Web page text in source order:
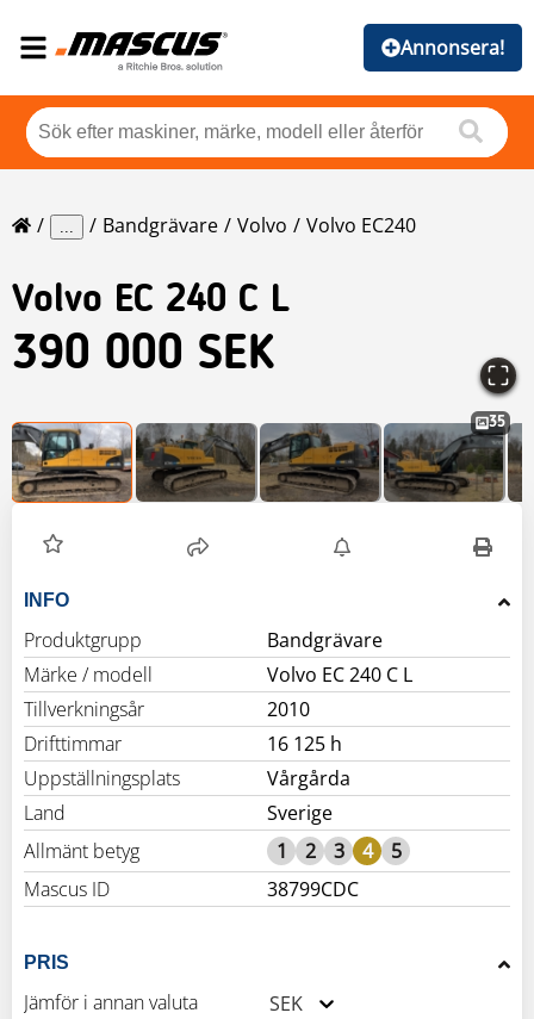
Annonsera!
... Bandgrävare Volvo Volvo EC240
Volvo EC 240 C L
390 000 SEK
35
INFO
Produktgrupp
Bandgrävare
Märke / modell
Volvo EC 240 C L
Tillverkningsår
2010
Drifttimmar
16 125 h
Uppställningsplats
Vårgårda
Land
Sverige
Allmänt betyg
1 2 3 4
5
Mascus ID
38799CDC
PRIS
Jämför i annan valuta
SEK